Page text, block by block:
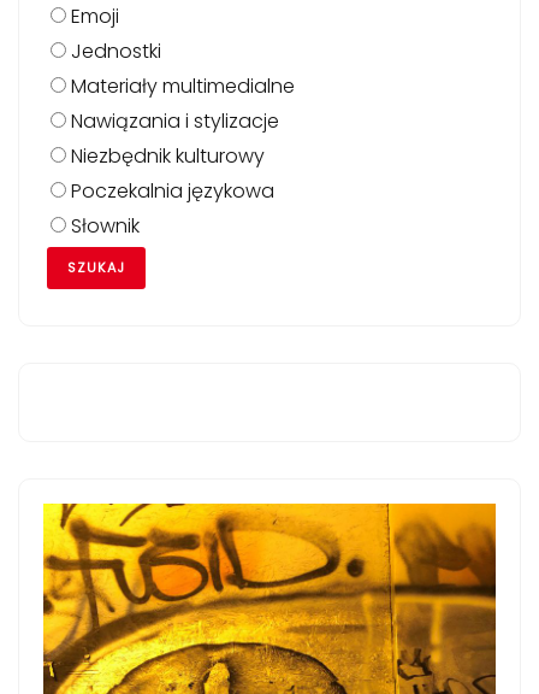
Emoji
Jednostki
Materiały multimedialne
Nawiązania i stylizacje
Niezbędnik kulturowy
Poczekalnia językowa
Słownik